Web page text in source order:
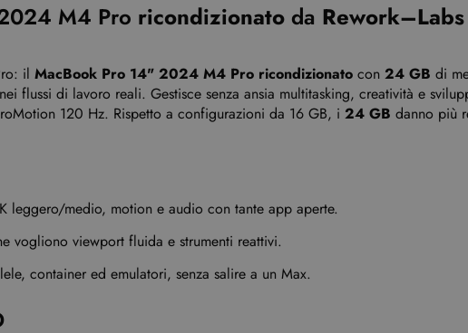
M4 Pro ricondizionato da Rework–Labs
il MacBook Pro 14" 2024 M4 Pro ricondizionato con 24 GB di
flussi di lavoro reali. Gestisce senza ansia multitasking, creatività e
120 Hz. Rispetto a configurazioni da 16 GB, i 24 GB danno più
leggero/medio, motion e audio con tante app aperte.
vogliono viewport fluida e strumenti reattivi.
container ed emulatori, senza salire a un Max.